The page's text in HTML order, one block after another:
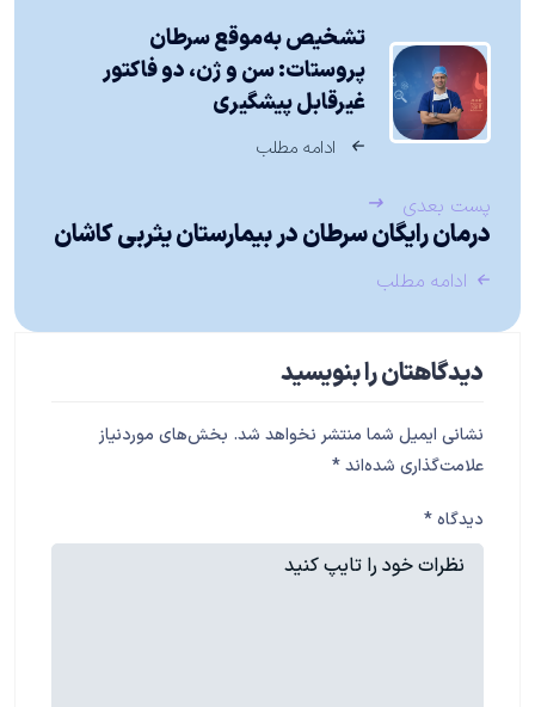
تشخیص به‌موقع سرطان
پروستات: سن و ژن، دو فاکتور
غیرقابل پیشگیری
ادامه مطلب
پست بعدی
درمان رایگان سرطان در بیمارستان یثربی کاشان
ادامه مطلب
دیدگاهتان را بنویسید
نشانی ایمیل شما منتشر نخواهد شد. بخش‌های موردنیاز
علامت‌گذاری شده‌اند*
دیدگاه*